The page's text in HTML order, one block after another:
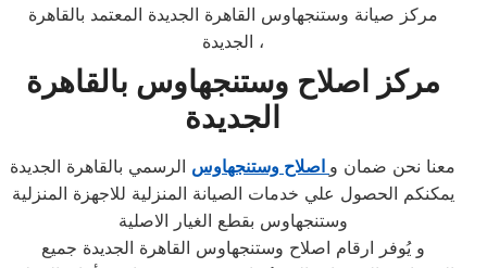
مركز صيانة وستنجهاوس القاهرة الجديدة المعتمد بالقاهرة
الجديدة ،
مركز اصلاح وستنجهاوس بالقاهرة
الجديدة
معنا نحن ضمان و اصلاح وستنجهاوس الرسمي بالقاهرة الجديدة
يمكنكم الحصول علي خدمات الصيانة المنزلية للاجهزة المنزلية
وستنجهاوس بقطع الغيار الاصلية
و يُوفر ارقام اصلاح وستنجهاوس القاهرة الجديدة جميع